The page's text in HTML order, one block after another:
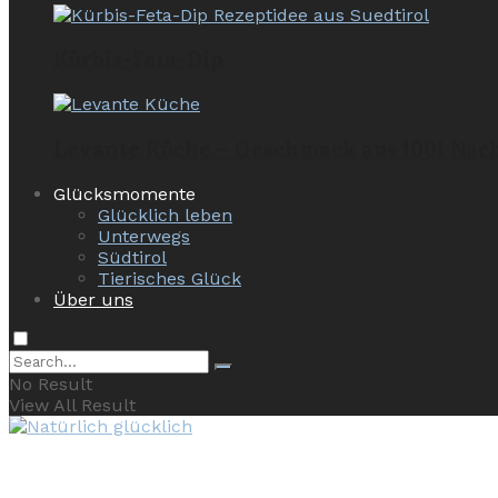
Glücksmomente
Glücklich leben
Unterwegs
Südtirol
Tierisches Glück
Über uns
No Result
View All Result